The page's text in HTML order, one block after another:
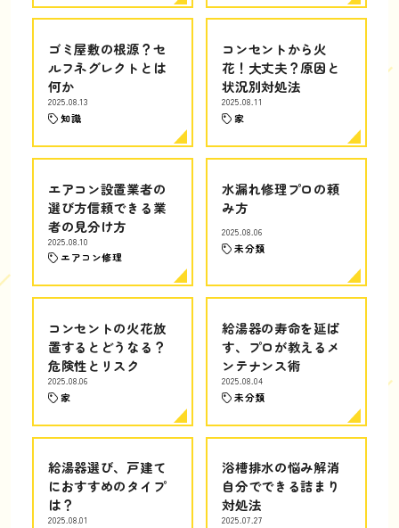
ゴミ屋敷の根源？セ
ルフネグレクトとは
何か
2025.08.13
知識
コンセントから火
花！大丈夫？原因と
状況別対処法
2025.08.11
家
エアコン設置業者の
選び方信頼できる業
者の見分け方
2025.08.10
エアコン修理
水漏れ修理プロの頼
み方
2025.08.06
未分類
コンセントの火花放
置するとどうなる？
危険性とリスク
2025.08.06
家
給湯器の寿命を延ば
す、プロが教えるメ
ンテナンス術
2025.08.04
未分類
給湯器選び、戸建て
におすすめのタイプ
は？
2025.08.01
浴槽排水の悩み解消
自分でできる詰まり
対処法
2025.07.27